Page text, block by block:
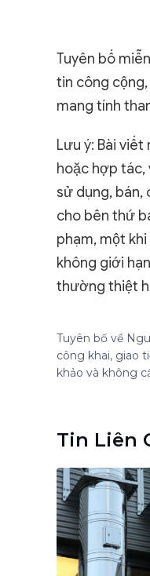
Tuyên bố
tin công
mang tính
Lưu ý: Bài
hoặc hợp tác,
sử dụng, bán,
cho bên thứ
phạm, một
không giới
thường thiệt
Tuyên bố về
công khai, giao
khảo và không
Tin Liên